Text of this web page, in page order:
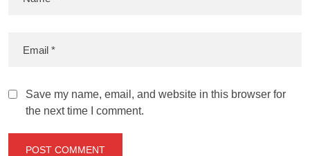
Save my name, email, and website in this browser for
the next time I comment.